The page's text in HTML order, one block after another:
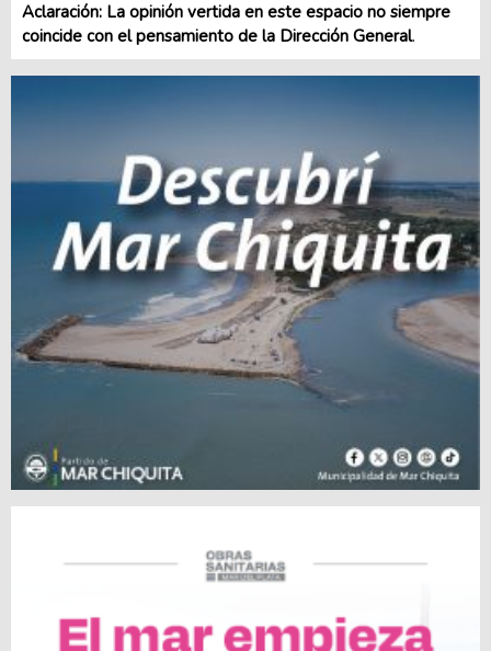
Aclaración: La opinión vertida en este espacio no siempre
coincide con el pensamiento de la Dirección General.